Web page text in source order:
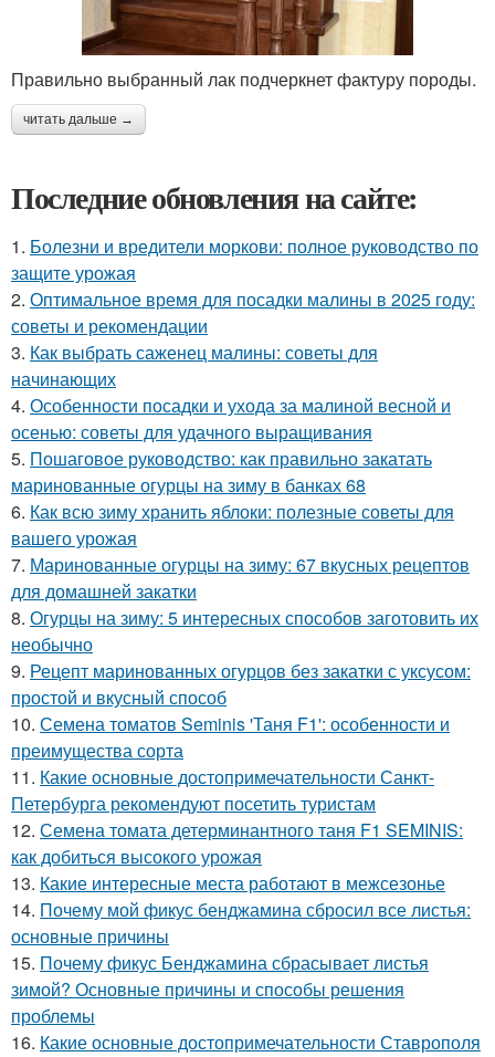
Правильно выбранный лак подчеркнет фактуру породы.
читать дальше →
Последние обновления на сайте:
1. Болезни и вредители моркови: полное руководство по
защите урожая
2. Оптимальное время для посадки малины в 2025 году:
советы и рекомендации
3. Как выбрать саженец малины: советы для
начинающих
4. Особенности посадки и ухода за малиной весной и
осенью: советы для удачного выращивания
5. Пошаговое руководство: как правильно закатать
маринованные огурцы на зиму в банках 68
6. Как всю зиму хранить яблоки: полезные советы для
вашего урожая
7. Маринованные огурцы на зиму: 67 вкусных рецептов
для домашней закатки
8. Огурцы на зиму: 5 интересных способов заготовить их
необычно
9. Рецепт маринованных огурцов без закатки с уксусом:
простой и вкусный способ
10. Семена томатов Seminis 'Таня F1': особенности и
преимущества сорта
11. Какие основные достопримечательности Санкт-
Петербурга рекомендуют посетить туристам
12. Семена томата детерминантного таня F1 SEMINIS:
как добиться высокого урожая
13. Какие интересные места работают в межсезонье
14. Почему мой фикус бенджамина сбросил все листья:
основные причины
15. Почему фикус Бенджамина сбрасывает листья
зимой? Основные причины и способы решения
проблемы
16. Какие основные достопримечательности Ставрополя